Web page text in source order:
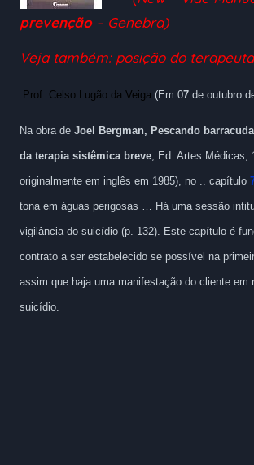
prevenção– Genebra)
Veja também: posição do
Prof. Celso Lugão da Veiga (Em 07 de outubro
Na obra de Joel Bergman, Pescando
da terapia sistêmica breve , Ed. Artes Médicas,
originalmente em inglês em 1985), no .. capítulo
tona em águas perigosas … Há uma sessão
vigilância do suicídio (p. 132). Este capítulo é
contrato a ser estabelecido se possível na
assim que haja uma manifestação do cliente em
suicídio.